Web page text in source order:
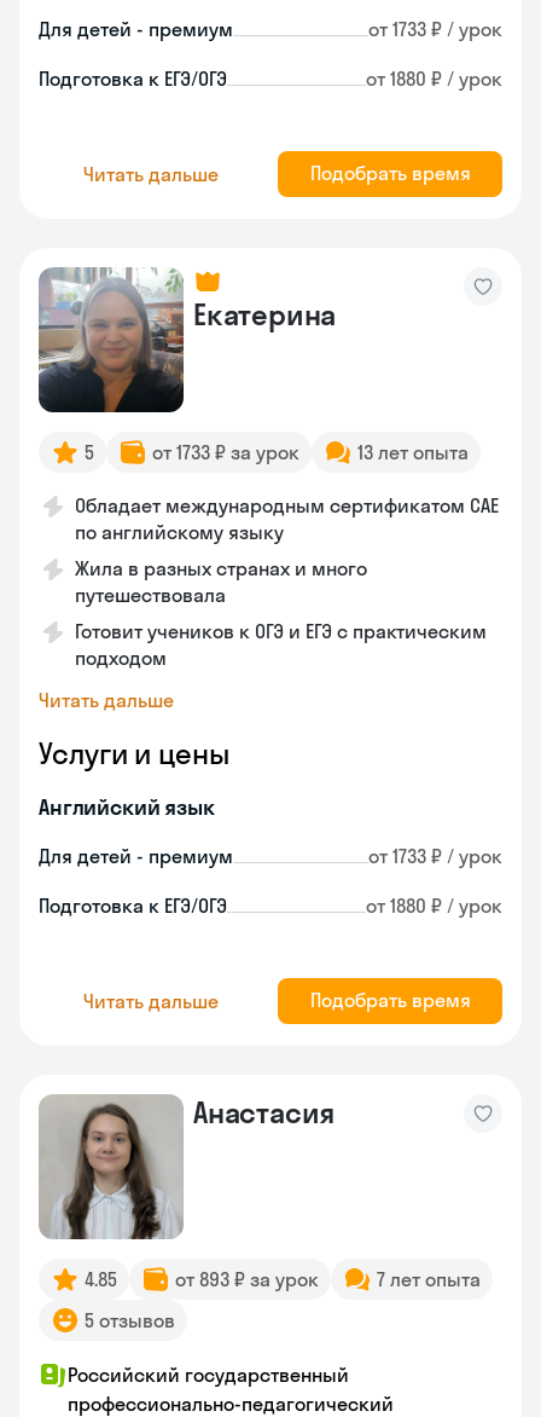
Для детей - премиум от 1733 ₽ / урок
Подготовка к ЕГЭ/ОГЭ от 1880 ₽ / урок
Читать дальше Подобрать время
Екатерина
5 от 1733 ₽ за урок 13 лет опыта
Обладает международным сертификатом CAE
по английскому языку
Жила в разных странах и много
путешествовала
Готовит учеников к ОГЭ и ЕГЭ с практическим
подходом
Читать дальше
Услуги и цены
Английский язык
Для детей - премиум от 1733 ₽ / урок
Подготовка к ЕГЭ/ОГЭ от 1880 ₽ / урок
Читать дальше Подобрать время
Анастасия
4.85 от 893 ₽ за урок
7 лет опыта
5 отзывов
Российский государственный
профессионально-педагогический